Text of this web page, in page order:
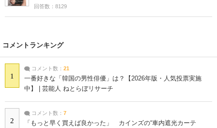
回答数：8129
コメントランキング
1
コメント数： 21
一番好きな「韓国の男性俳優」は？【2026年版・人気投票実施
中】 | 芸能人 ねとらぼリサーチ
2
コメント数： 7
「もっと早く買えば良かった」 カインズの“車内遮光カーテ